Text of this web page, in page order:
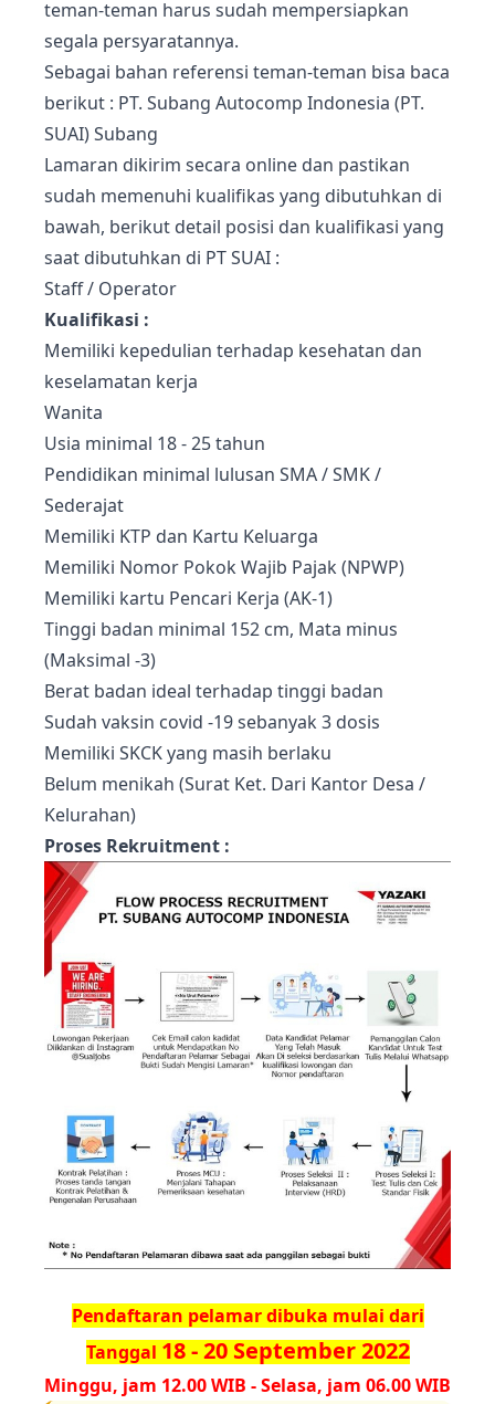
teman-teman harus sudah mempersiapkan
segala persyaratannya.
Sebagai bahan referensi teman-teman bisa baca
berikut : PT. Subang Autocomp Indonesia (PT.
SUAI) Subang
Lamaran dikirim secara online dan pastikan
sudah memenuhi kualifikas yang dibutuhkan di
bawah, berikut detail posisi dan kualifikasi yang
saat dibutuhkan di PT SUAI :
Staff / Operator
Kualifikasi :
Memiliki kepedulian terhadap kesehatan dan
keselamatan kerja
Wanita
Usia minimal 18 - 25 tahun
Pendidikan minimal lulusan SMA / SMK /
Sederajat
Memiliki KTP dan Kartu Keluarga
Memiliki Nomor Pokok Wajib Pajak (NPWP)
Memiliki kartu Pencari Kerja (AK-1)
Tinggi badan minimal 152 cm, Mata minus
(Maksimal -3)
Berat badan ideal terhadap tinggi badan
Sudah vaksin covid -19 sebanyak 3 dosis
Memiliki SKCK yang masih berlaku
Belum menikah (Surat Ket. Dari Kantor Desa /
Kelurahan)
Proses Rekruitment :
Pendaftaran pelamar dibuka mulai dari
Tanggal 18 - 20 September 2022
Minggu, jam 12.00 WIB - Selasa, jam 06.00 WIB